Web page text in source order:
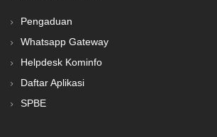
Pengaduan
Whatsapp Gateway
Helpdesk Kominfo
Daftar Aplikasi
SPBE